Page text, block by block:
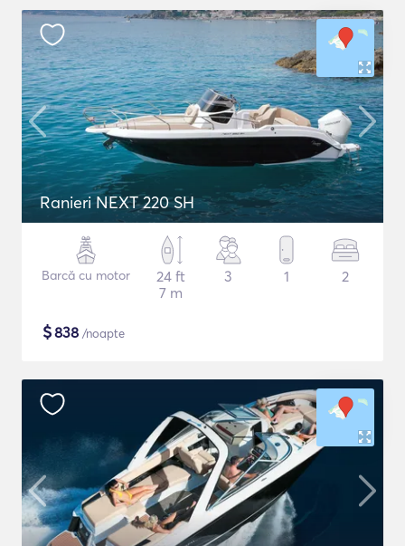
Ranieri NEXT 220 SH
Barcă cu motor
24 ft
7 m
3 1 2
$838 /noapte